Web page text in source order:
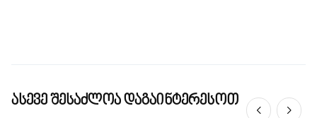
ასევე შესაძლოა დაგაინტერესოთ